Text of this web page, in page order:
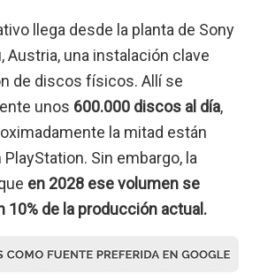
llega desde la planta de Sony
Austria, una instalación clave
de discos físicos. Allí se
unos 600.000 discos al día,
la mitad están
Sin embargo, la
en 2028 ese volumen se
10% de la producción actual.